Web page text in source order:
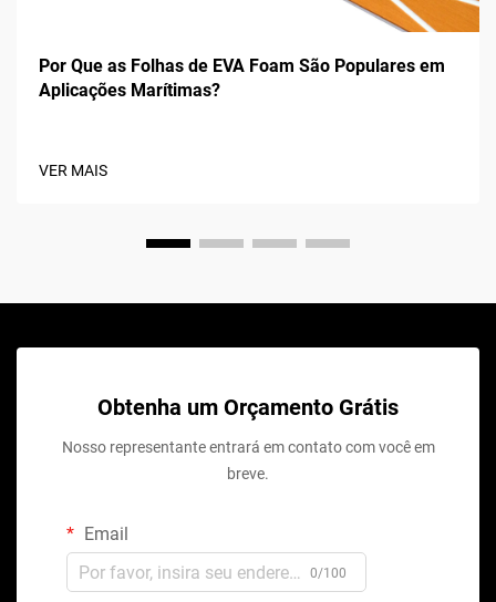
Por Que as Folhas de EVA Foam São Populares em
Aplicações Marítimas?
VER MAIS
Obtenha um Orçamento Grátis
Nosso representante entrará em contato com você em
breve.
Email
0/100